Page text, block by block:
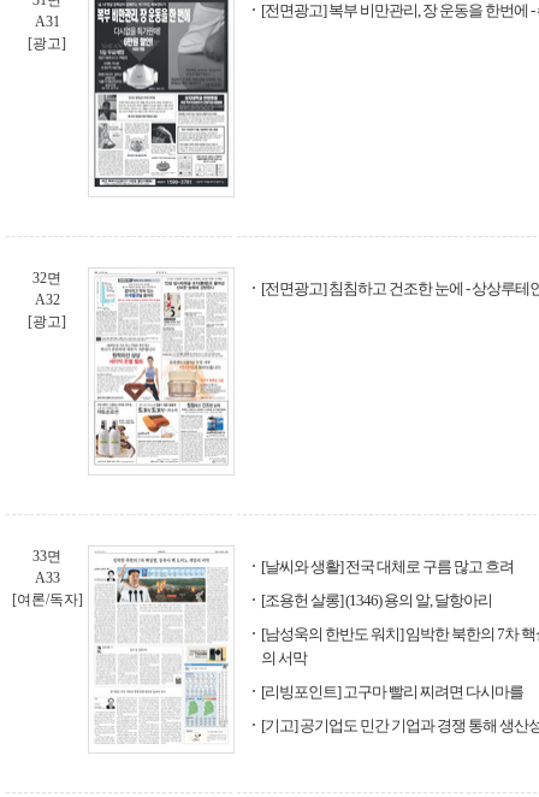
A31
[광고]
[전면광고] 복부 비만관리, 장 운동을 한번에
32면
A32
[광고]
[전면광고] 침침하고 건조한 눈에 - 상상루테
33면
A33
[여론/독자]
[날씨와 생활] 전국 대체로 구름 많고 흐려
[조용헌 살롱] (1346) 용의 알, 달항아리
[남성욱의 한반도 워치] 임박한 북한의 7차
의 서막
[리빙포인트] 고구마 빨리 찌려면 다시마를
[기고] 공기업도 민간 기업과 경쟁 통해 생산